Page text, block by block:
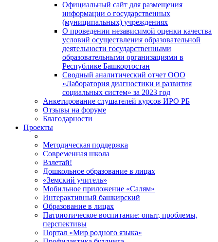
Официальный сайт для размещения
информации о государственных
(муниципальных) учреждениях
О проведении независимой оценки качества
условий осуществления образовательной
деятельности государственными
образовательными организациями в
Республике Башкортостан
Сводный аналитический отчет ООО
«Лаборатория диагностики и развития
социальных систем» за 2023 год
Анкетирование слушателей курсов ИРО РБ
Отзывы на форуме
Благодарности
Проекты
Методическая поддержка
Современная школа
Взлетай!
Дошкольное образование в лицах
«Земский учитель»
Мобильное приложение «Салям»
Интерактивный башкирский
Образование в лицах
Патриотическое воспитание: опыт, проблемы,
перспективы
Портал «Мир родного языка»